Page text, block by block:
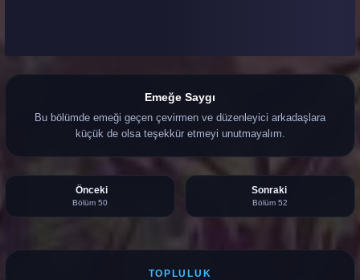
Emeğe Saygı
Bu bölümde emeği geçen çevirmen ve düzenleyici arkadaşlara
küçük de olsa teşekkür etmeyi unutmayalım.
Önceki
Bölüm 50
Sonraki
Bölüm 52
TOPLULUK